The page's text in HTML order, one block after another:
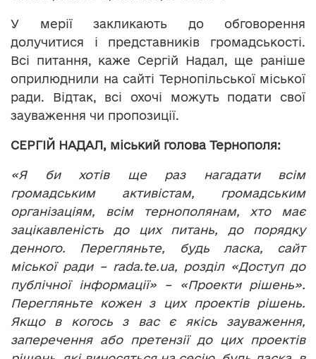
У мерії закликають до обговорення
долучитися і представників громадськості.
Всі питання, каже Сергій Надал, ще раніше
оприлюднили на сайті Тернопільської міської
ради. Відтак, всі охочі можуть подати свої
зауваження чи пропозиції.
СЕРГІЙ НАДАЛ, міський голова Тернополя:
«Я би хотів ще раз нагадати всім
громадським активістам, громадським
організаціям, всім тернополянам, хто має
зацікавленість до цих питань, до порядку
денного. Перегляньте, будь ласка, сайт
міської ради – rada.te.ua, розділ «Доступ до
публічної інформації» – «Проекти рішень».
Перегляньте кожен з цих проектів рішень.
Якщо в когось з вас є якісь зауваження,
заперечення або претензії до цих проектів